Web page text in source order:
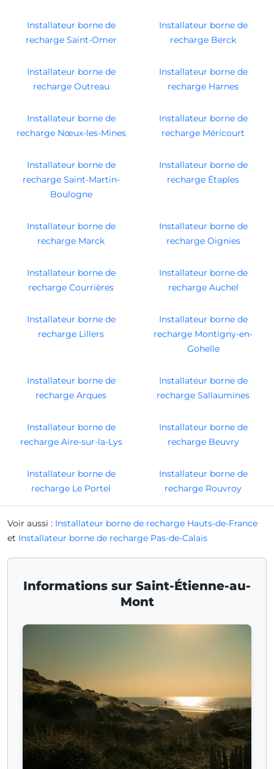
Installateur borne de
recharge Saint-Omer
Installateur borne de
recharge Berck
Installateur borne de
recharge Outreau
Installateur borne de
recharge Harnes
Installateur borne de
recharge Nœux-les-Mines
Installateur borne de
recharge Méricourt
Installateur borne de
recharge Saint-Martin-
Boulogne
Installateur borne de
recharge Étaples
Installateur borne de
recharge Marck
Installateur borne de
recharge Oignies
Installateur borne de
recharge Courrières
Installateur borne de
recharge Auchel
Installateur borne de
recharge Lillers
Installateur borne de
recharge Montigny-en-
Gohelle
Installateur borne de
recharge Arques
Installateur borne de
recharge Sallaumines
Installateur borne de
recharge Aire-sur-la-Lys
Installateur borne de
recharge Beuvry
Installateur borne de
recharge Le Portel
Installateur borne de
recharge Rouvroy
Voir aussi : Installateur borne de recharge Hauts-de-France
et Installateur borne de recharge Pas-de-Calais
Informations sur Saint-Étienne-au-
Mont